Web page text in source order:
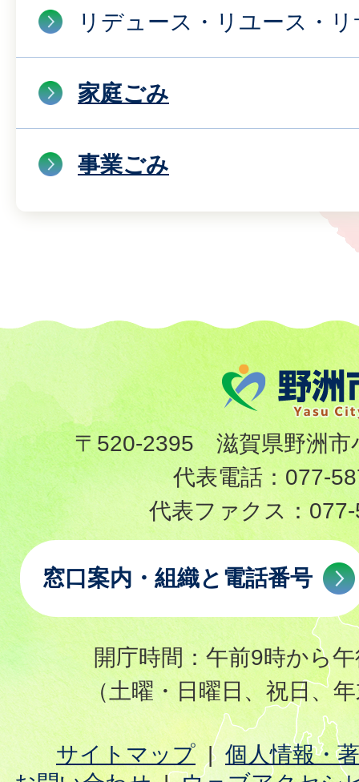
リデュース・リユース・
家庭ごみ
事業ごみ
〒520-2395 滋賀県野洲市
代表電話： 077-
代表ファクス：
窓口案内・組織と電話番号
開庁時間：午前9時から
（土曜・日曜日、祝日、
サイトマップ
個人情報・